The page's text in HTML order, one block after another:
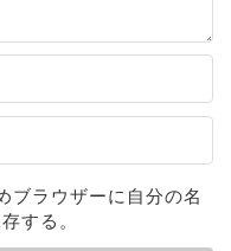
ブラウザーに自分の名
する。